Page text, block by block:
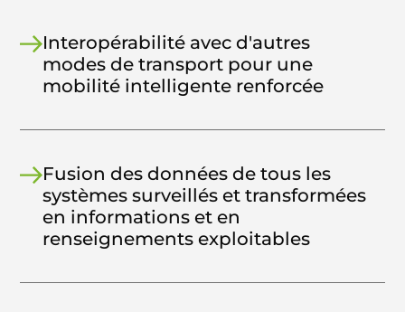
Interopérabilité avec d'autres
modes de transport pour une
mobilité intelligente renforcée
Fusion des données de tous les
systèmes surveillés et transformées
en informations et en
renseignements exploitables